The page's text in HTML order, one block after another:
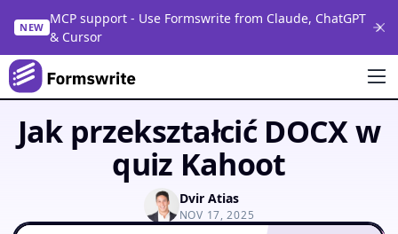
NEW
MCP support - Use Formswrite from Claude, ChatGPT
& Cursor
Jak przekształcić DOCX w
quiz Kahoot
Dvir Atias
NOV 17, 2025